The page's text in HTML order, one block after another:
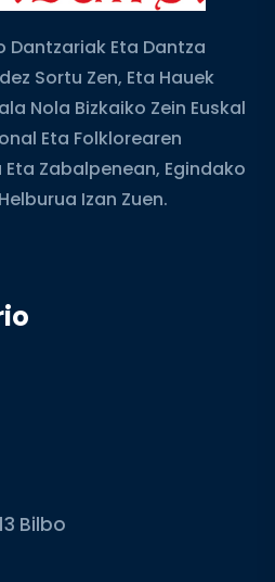
Dantzariak Eta Dantza
Sortu Zen, Eta Hauek
Nola Bizkaiko Zein Euskal
Eta Folklorearen
Zabalpenean, Egindako
Izan Zuen.
Bilbo